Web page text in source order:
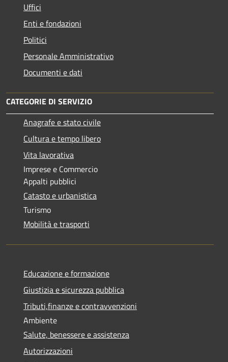
Uffici
Enti e fondazioni
Politici
Personale Amministrativo
Documenti e dati
CATEGORIE DI SERVIZIO
Anagrafe e stato civile
Cultura e tempo libero
Vita lavorativa
Imprese e Commercio
Appalti pubblici
Catasto e urbanistica
Turismo
Mobilità e trasporti
Educazione e formazione
Giustizia e sicurezza pubblica
Tributi,finanze e contravvenzioni
Ambiente
Salute, benessere e assistenza
Autorizzazioni